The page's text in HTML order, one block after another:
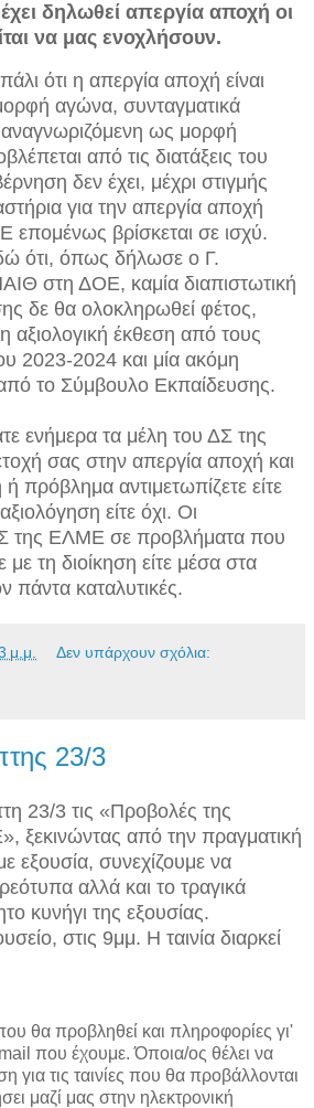
δηλωθεί απεργία αποχή οι
να μας ενοχλήσουν.
ότι η απεργία αποχή είναι
αγώνα, συνταγματικά
ως μορφή
από τις διατάξεις του
δεν έχει, μέχρι στιγμής
για την απεργία αποχή
βρίσκεται σε ισχύ.
ότι, όπως δήλωσε ο Γ.
στη ΔΟΕ, καμία διαπιστωτική
δε θα ολοκληρωθεί φέτος,
αξιολογική έκθεση από τους
2023-2024 και μία ακόμη
το Σύμβουλο Εκπαίδευσης.
ενήμερα τα μέλη του ΔΣ της
σας στην απεργία αποχή και
πρόβλημα αντιμετωπίζετε είτε
είτε όχι. Οι
της ΕΛΜΕ σε προβλήματα που
με τη διοίκηση είτε μέσα στα
πάντα καταλυτικές.
μ.μ. Δεν υπάρχουν σχόλια:
23/3
23/3 τις «Προβολές της
ξεκινώντας από την πραγματική
εξουσία, συνεχίζουμε να
αλλά και το τραγικά
κυνήγι της εξουσίας.
στις 9μμ. Η ταινία διαρκεί
θα προβληθεί και πληροφορίες γι'
που έχουμε. Όποια/ος θέλει να
για τις ταινίες που θα προβάλλονται
μαζί μας στην ηλεκτρονική